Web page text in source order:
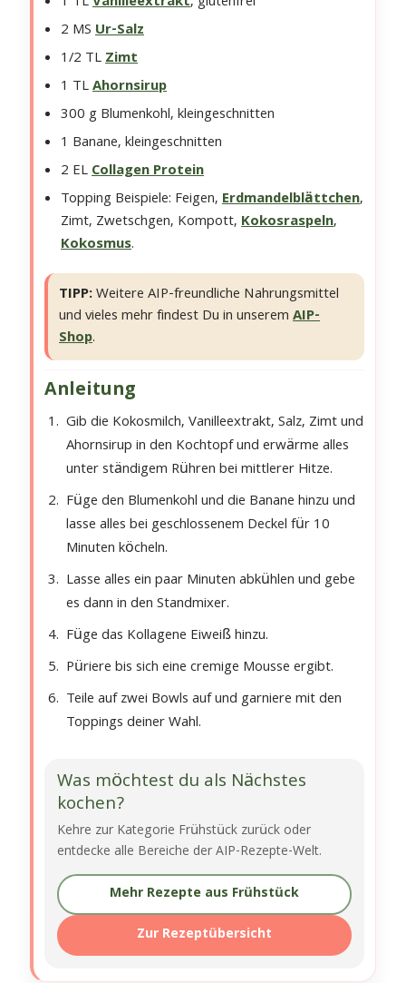
2 MSUr-Salz
1/2 TLZimt
1 TLAhornsirup
300 g Blumenkohl, kleingeschnitten
1 Banane, kleingeschnitten
2 ELCollagen Protein
Topping Beispiele: Feigen,Erdmandelblättchen,
Zimt, Zwetschgen, Kompott,Kokosraspeln,
Kokosmus.
TIPP:Weitere AIP-freundliche Nahrungsmittel
und vieles mehr findest Du in unseremAIP-
Shop.
Anleitung
Gib die Kokosmilch, Vanilleextrakt, Salz, Zimt und
Ahornsirup in den Kochtopf und erwärme alles
unter ständigem Rühren bei mittlerer Hitze.
Füge den Blumenkohl und die Banane hinzu und
lasse alles bei geschlossenem Deckel für 10
Minuten köcheln.
Lasse alles ein paar Minuten abkühlen und gebe
es dann in den Standmixer.
Füge das Kollagene Eiweiß hinzu.
Püriere bis sich eine cremige Mousse ergibt.
Teile auf zwei Bowls auf und garniere mit den
Toppings deiner Wahl.
Was möchtest du als Nächstes
kochen?
Kehre zur Kategorie Frühstück zurück oder
entdecke alle Bereiche der AIP-Rezepte-Welt.
Mehr Rezepte aus Frühstück
Zur Rezeptübersicht